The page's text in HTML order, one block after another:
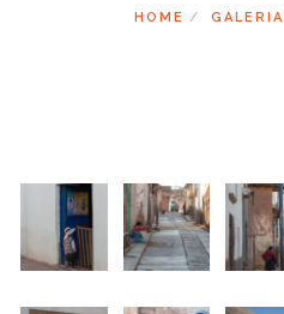
HOME GALERIA